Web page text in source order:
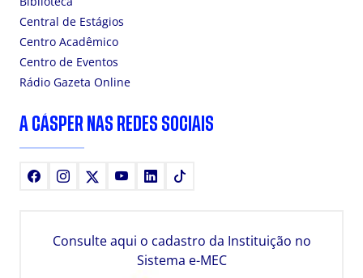
Central de Estágios
Centro Acadêmico
Centro de Eventos
Rádio Gazeta Online
A CÁSPER NAS REDES SOCIAIS
FacebookInstagram YoutubeLinkedIn
Consulte aqui o cadastro da Instituição no
Sistema e-MEC